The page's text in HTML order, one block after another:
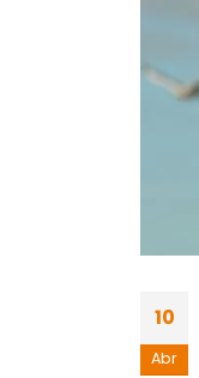
10
Abr